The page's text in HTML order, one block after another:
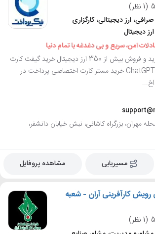
(1 نظر)
ارز دیجیتالی، کارگزاری
دیجیتال
امن، سریع و بی دغدغه با تمام دنیا
نیک پرداخت : خرید و فروش بیش از 350 ارز دیجیتال خرید گیفت کارت
گوگل پلی خرید اکانت ChatGPT خرید مستر کارت اختصاصی پرداخت در
منطقه 5، محله مهران، بزرگراه کاشانی، نبش خیابان دانشفر،
مسیریابی مشاهده پروفایل
کارآفرینی آران - شعبه
(1 نظر)